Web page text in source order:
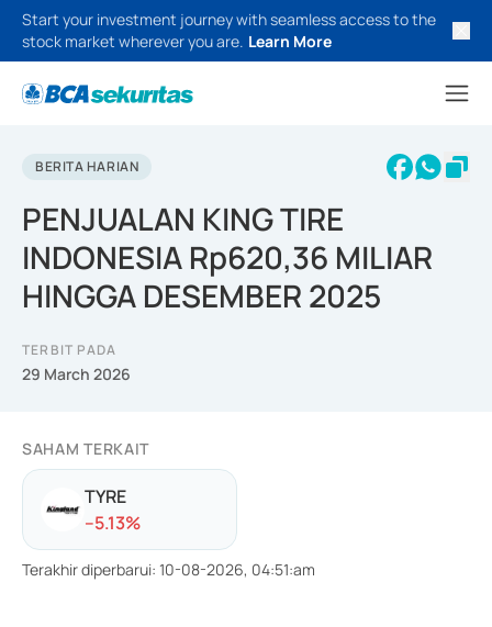
Start your investment journey with seamless access to the
stock market wherever you are. Learn More
BERITA HARIAN
PENJUALAN KING TIRE
INDONESIA Rp620,36 MILIAR
HINGGA DESEMBER 2025
TERBIT PADA
29 March 2026
SAHAM TERKAIT
TYRE
--5.13%
Terakhir diperbarui: 10-08-2026, 04:51:am